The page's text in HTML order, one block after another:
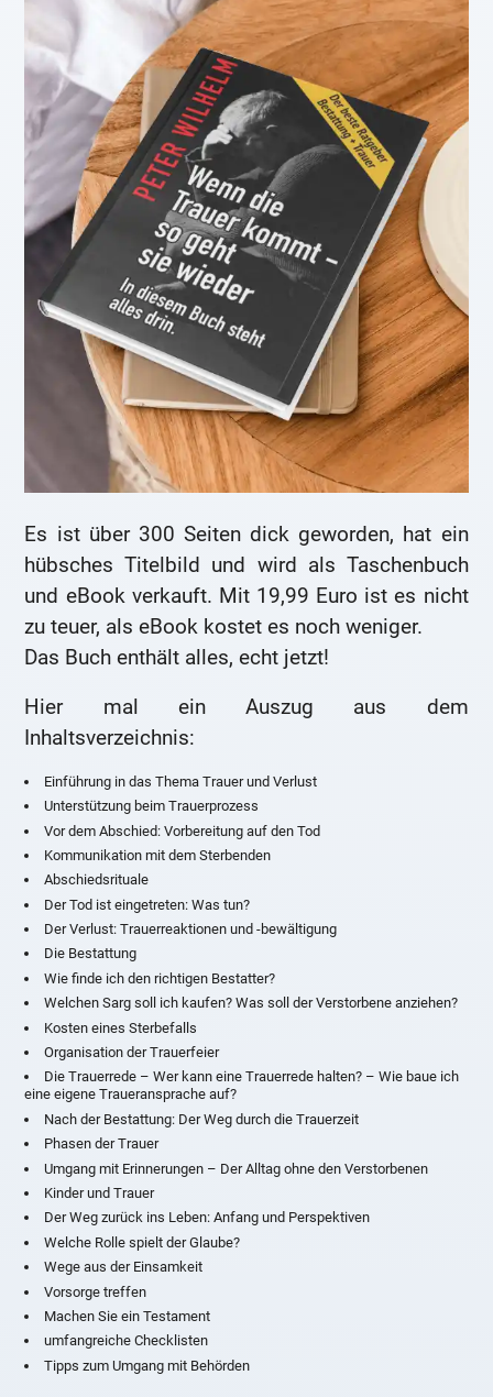
Es ist über 300 Seiten dick geworden, hat ein
hübsches Titelbild und wird als Taschenbuch
und eBook verkauft. Mit 19,99 Euro ist es nicht
zu teuer, als eBook kostet es noch weniger.
Das Buch enthält alles, echt jetzt!
Hier mal ein Auszug aus dem
Inhaltsverzeichnis:
Einführung in das Thema Trauer und Verlust
Unterstützung beim Trauerprozess
Vor dem Abschied: Vorbereitung auf den Tod
Kommunikation mit dem Sterbenden
Abschiedsrituale
Der Tod ist eingetreten: Was tun?
Der Verlust: Trauerreaktionen und -bewältigung
Die Bestattung
Wie finde ich den richtigen Bestatter?
Welchen Sarg soll ich kaufen? Was soll der Verstorbene anziehen?
Kosten eines Sterbefalls
Organisation der Trauerfeier
Die Trauerrede – Wer kann eine Trauerrede halten? – Wie baue ich
eine eigene Traueransprache auf?
Nach der Bestattung: Der Weg durch die Trauerzeit
Phasen der Trauer
Umgang mit Erinnerungen – Der Alltag ohne den Verstorbenen
Kinder und Trauer
Der Weg zurück ins Leben: Anfang und Perspektiven
Welche Rolle spielt der Glaube?
Wege aus der Einsamkeit
Vorsorge treffen
Machen Sie ein Testament
umfangreiche Checklisten
Tipps zum Umgang mit Behörden